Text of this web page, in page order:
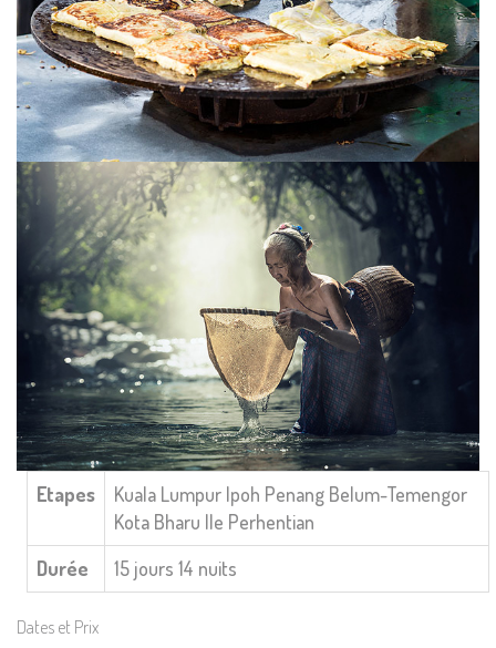
Etapes Kuala Lumpur Ipoh Penang Belum-Temengor
Kota Bharu Ile Perhentian
Durée
15 jours 14 nuits
Dates et Prix